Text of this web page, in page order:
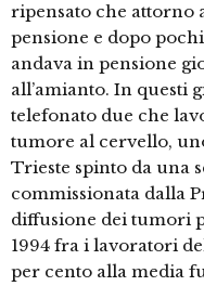
ripensato che attorno
pensione e dopo
andava in pensione
all’amianto. In questi
telefonato due che
tumore al cervello,
Trieste spinto da una
commissionata dalla
diffusione dei tumori
1994 fra i lavoratori
per cento alla media